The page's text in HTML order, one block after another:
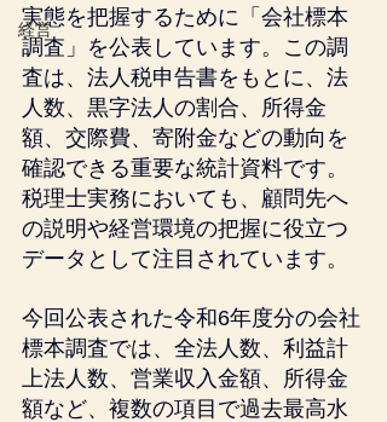
経営
実態を把握するために「会社標本
調査」を公表しています。この調
査は、法人税申告書をもとに、法
人数、黒字法人の割合、所得金
額、交際費、寄附金などの動向を
確認できる重要な統計資料です。
税理士実務においても、顧問先へ
の説明や経営環境の把握に役立つ
データとして注目されています。
今回公表された令和6年度分の会社
標本調査では、全法人数、利益計
上法人数、営業収入金額、所得金
額など、複数の項目で過去最高水